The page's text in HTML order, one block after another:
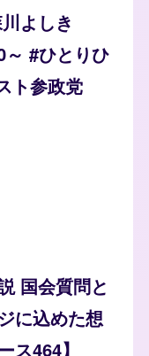
よしき
#ひとりひ
ト参政党
国会質問と
に込めた想
ス464】